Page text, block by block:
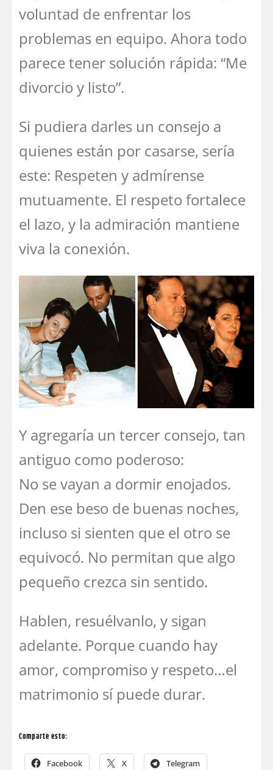
voluntad de enfrentar los
problemas en equipo. Ahora todo
parece tener solución rápida: “Me
divorcio y listo”.
Si pudiera darles un consejo a
quienes están por casarse, sería
este: Respeten y admírense
mutuamente. El respeto fortalece
el lazo, y la admiración mantiene
viva la conexión.
Y agregaría un tercer consejo, tan
antiguo como poderoso:
No se vayan a dormir enojados.
Den ese beso de buenas noches,
incluso si sienten que el otro se
equivocó. No permitan que algo
pequeño crezca sin sentido.
Hablen, resuélvanlo, y sigan
adelante. Porque cuando hay
amor, compromiso y respeto…el
matrimonio sí puede durar.
Comparte esto:
Facebook X Telegram